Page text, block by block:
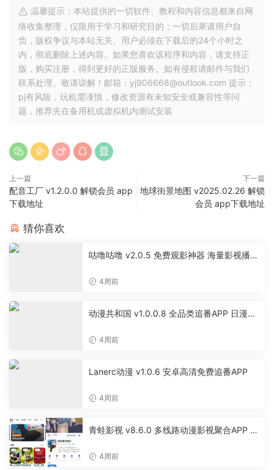
温馨提示：本站提供的一切软件、教程和内容信息都来自网
络收集整理，仅限用于学习和研究目的；一切后果请用户自
负，版权争议与本站无关。用户必须在下载后的24个小时之
内，彻底删除上述内容。如果您喜欢该程序和内容，请支持正
版，购买注册，得到更好的正版服务。如有侵权请邮件与我们
联系处理。敬请谅解！邮箱：yj906668@outlook.com 提示：
pj有风险，玩机需谨慎，修改资源有未知安全或兼容性等问
题，推荐先在备用机或虚拟机内测试安装
上一篇
配音工厂 v1.2.0.0 解锁会员 app
下载地址
下一篇
地球街景地图 v2025.02.26 解锁
会员 app下载地址
猜你喜欢
咕噜咕噜 v2.0.5 免费观影神器 海量影视播放
4周前
动漫共和国 v1.0.0.8 全品类追番APP 日漫国
4周前
Lanerc动漫 v1.0.6 安卓高清免费追番APP
4周前
青蛙影视 v8.6.0 多线路动漫影视聚合APP 免
4周前